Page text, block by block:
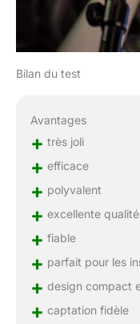
Bilan du test
Avantages
+ très joli
+ efficace
+ polyvalent
+ excellente
+ fiable
+ parfait pour les
+ design compact
+ captation fidèle